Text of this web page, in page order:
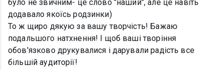
було не звичним- це слово "наший", але це навіть
додавало якоїсь родзинки)
То ж щиро дякую за вашу творчість! Бажаю
подальшого натхнення! І щоб ваші творіння
обов'язково друкувалися і дарували радість все
більшій аудиторії!